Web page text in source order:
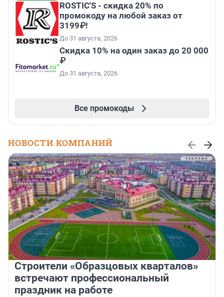
ROSTIC'S - скидка 20% по
промокоду на любой заказ от
3199₽!
До 31 августа, 2026
Скидка 10% на один заказ до 20 000
₽
До 31 августа, 2026
Все промокоды
НОВОСТИ КОМПАНИЙ
Строители «Образцовых кварталов»
встречают профессиональный
праздник на работе